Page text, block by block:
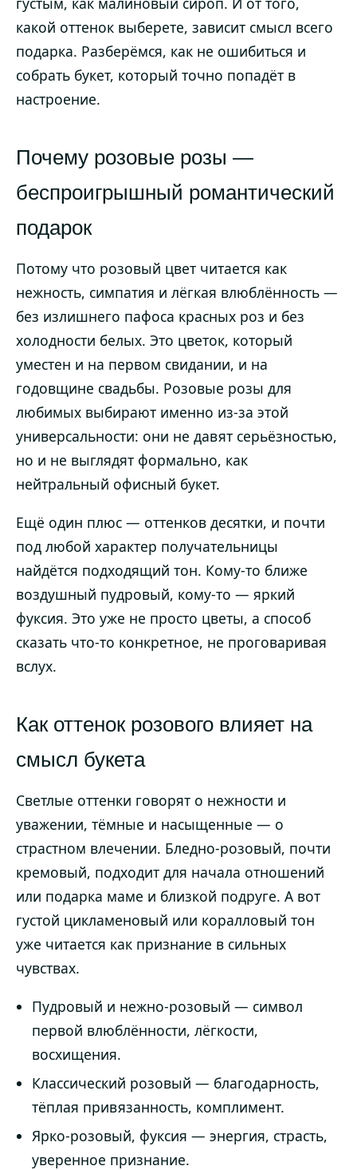
какой оттенок выберете, зависит смысл всего
подарка. Разберёмся, как не ошибиться и
собрать букет, который точно попадёт в
настроение.
Почему розовые розы —
беспроигрышный романтический
подарок
Потому что розовый цвет читается как
нежность, симпатия и лёгкая влюблённость —
без излишнего пафоса красных роз и без
холодности белых. Это цветок, который
уместен и на первом свидании, и на
годовщине свадьбы. Розовые розы для
любимых выбирают именно из-за этой
универсальности: они не давят серьёзностью,
но и не выглядят формально, как
нейтральный офисный букет.
Ещё один плюс — оттенков десятки, и почти
под любой характер получательницы
найдётся подходящий тон. Кому-то ближе
воздушный пудровый, кому-то — яркий
фуксия. Это уже не просто цветы, а способ
сказать что-то конкретное, не проговаривая
вслух.
Как оттенок розового влияет на
смысл букета
Светлые оттенки говорят о нежности и
уважении, тёмные и насыщенные — о
страстном влечении. Бледно-розовый, почти
кремовый, подходит для начала отношений
или подарка маме и близкой подруге. А вот
густой цикламеновый или коралловый тон
уже читается как признание в сильных
чувствах.
Пудровый и нежно-розовый — символ
первой влюблённости, лёгкости,
восхищения.
Классический розовый — благодарность,
тёплая привязанность, комплимент.
Ярко-розовый, фуксия — энергия, страсть,
уверенное признание.